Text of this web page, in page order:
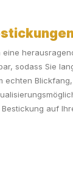
sodass Sie
echten
auf